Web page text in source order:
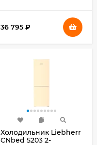
36 795 ₽
Холодильник Liebherr
CNbed 5203 2-